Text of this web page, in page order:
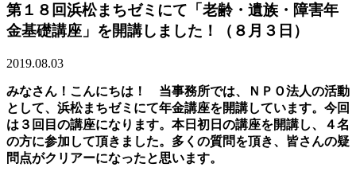
第１８回浜松まちゼミにて「老齢・遺族・障害年
金基礎講座」を開講しました！（８月３日）
2019.08.03
みなさん！こんにちは！ 当事務所では、ＮＰＯ法人の活動
として、浜松まちゼミにて年金講座を開講しています。今回
は３回目の講座になります。本日初日の講座を開講し、４名
の方に参加して頂きました。多くの質問を頂き、皆さんの疑
問点がクリアーになったと思います。